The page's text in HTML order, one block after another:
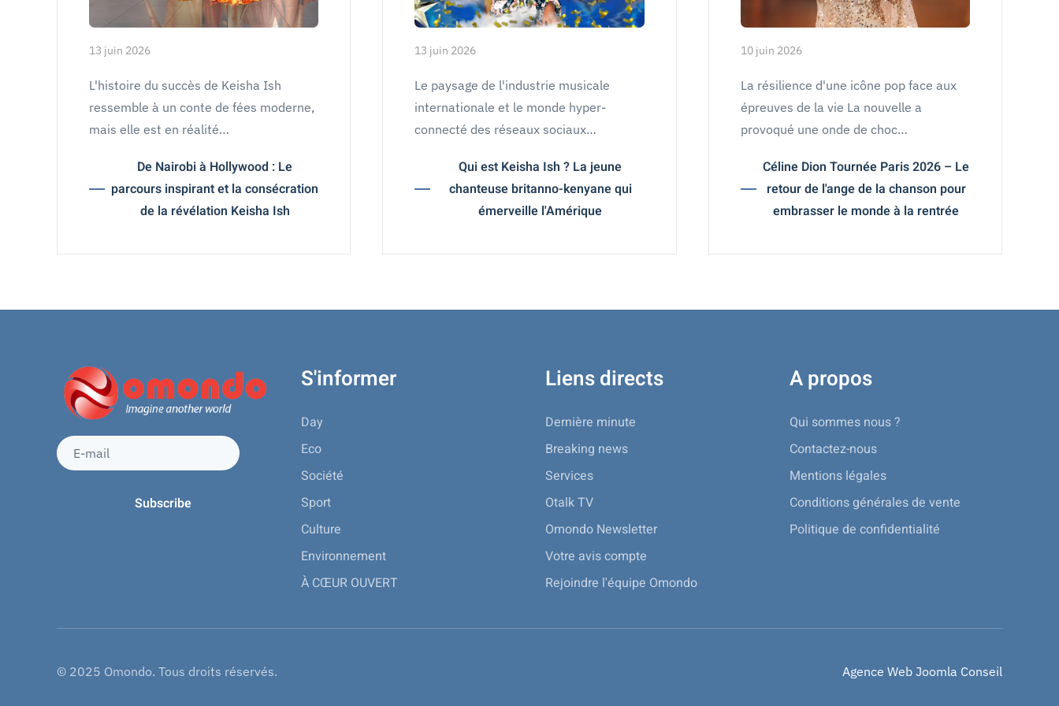
13 juin 2026
L'histoire du succès de Keisha Ish
ressemble à un conte de fées moderne,
mais elle est en réalité…
De Nairobi à Hollywood : Le
parcours inspirant et la consécration
de la révélation Keisha Ish
13 juin 2026
Le paysage de l'industrie musicale
internationale et le monde hyper-
connecté des réseaux sociaux…
Qui est Keisha Ish ? La jeune
chanteuse britanno-kenyane qui
émerveille l'Amérique
10 juin 2026
La résilience d'une icône pop face aux
épreuves de la vie La nouvelle a
provoqué une onde de choc…
Céline Dion Tournée Paris 2026 – Le
retour de l'ange de la chanson pour
embrasser le monde à la rentrée
S'informer
Day
Eco
Société
Sport
Culture
Environnement
À CŒUR OUVERT
Liens directs
Dernière minute
Breaking news
Services
Otalk TV
Omondo Newsletter
Votre avis compte
Rejoindre l'équipe Omondo
A propos
Qui sommes nous ?
Contactez-nous
Mentions légales
Conditions générales de vente
Politique de confidentialité
© 2025 Omondo. Tous droits réservés. Agence Web Joomla Conseil